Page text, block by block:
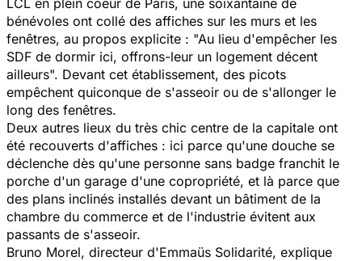
bénévoles ont collé des affiches sur les murs et les
fenêtres, au propos explicite : "Au lieu d'empêcher les
SDF de dormir ici, offrons-leur un logement décent
ailleurs". Devant cet établissement, des picots
empêchent quiconque de s'asseoir ou de s'allonger le
long des fenêtres.
Deux autres lieux du très chic centre de la capitale ont
été recouverts d'affiches : ici parce qu'une douche se
déclenche dès qu'une personne sans badge franchit le
porche d'un garage d'une copropriété, et là parce que
des plans inclinés installés devant un bâtiment de la
chambre du commerce et de l'industrie évitent aux
passants de s'asseoir.
Bruno Morel, directeur d'Emmaüs Solidarité, explique